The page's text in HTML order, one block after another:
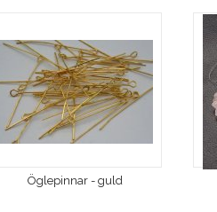
Öglepinnar - guld